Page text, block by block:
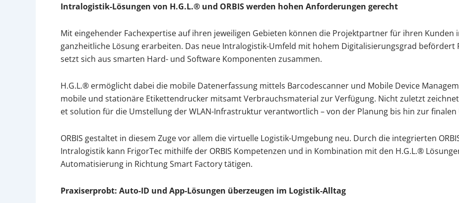
Intralogistik-Lösungen von H.G.L.® und ORBIS werden hohen Anforderungen gerecht
Mit eingehender Fachexpertise auf ihren jeweiligen Gebieten können die Projektpartner für ihren
ganzheitliche Lösung erarbeiten. Das neue Intralogistik-Umfeld mit hohem Digitalisierungsgrad befördert
setzt sich aus smarten Hard- und Software Komponenten zusammen.
H.G.L.® ermöglicht dabei die mobile Datenerfassung mittels Barcodescanner und Mobile Device
mobile und stationäre Etikettendrucker mitsamt Verbrauchsmaterial zur Verfügung. Nicht zuletzt
et solution für die Umstellung der WLAN-Infrastruktur verantwortlich – von der Planung bis hin zur finalen
ORBIS gestaltet in diesem Zuge vor allem die virtuelle Logistik-Umgebung neu. Durch die integrierten
Intralogistik kann FrigorTec mithilfe der ORBIS Kompetenzen und in Kombination mit den H.G.L.®
Automatisierung in Richtung Smart Factory tätigen.
Praxiserprobt: Auto-ID und App-Lösungen überzeugen im Logistik-Alltag